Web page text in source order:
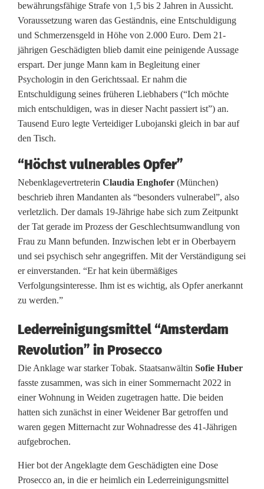
i
g
e
r
g
e
s
t
e
h
t
V
e
r
g
e
w
a
l
t
g
bewährungsfähige Strafe von 1,5 bis 2 Jahren in Aussicht.
Voraussetzung waren das Geständnis, eine Entschuldigung
und Schmerzensgeld in Höhe von 2.000 Euro. Dem 21-
jährigen Geschädigten blieb damit eine peinigende Aussage
erspart. Der junge Mann kam in Begleitung einer
Psychologin in den Gerichtssaal. Er nahm die
Entschuldigung seines früheren Liebhabers (“Ich möchte
mich entschuldigen, was in dieser Nacht passiert ist”) an.
Tausend Euro legte Verteidiger Lubojanski gleich in bar auf
den Tisch.
“Höchst vulnerables Opfer”
Nebenklagevertreterin Claudia Enghofer (München)
beschrieb ihren Mandanten als “besonders vulnerabel”, also
verletzlich. Der damals 19-Jährige habe sich zum Zeitpunkt
der Tat gerade im Prozess der Geschlechtsumwandlung von
Frau zu Mann befunden. Inzwischen lebt er in Oberbayern
und sei psychisch sehr angegriffen. Mit der Verständigung sei
er einverstanden. “Er hat kein übermäßiges
Verfolgungsinteresse. Ihm ist es wichtig, als Opfer anerkannt
zu werden.”
Lederreinigungsmittel “Amsterdam
Revolution” in Prosecco
Die Anklage war starker Tobak. Staatsanwältin Sofie Huber
fasste zusammen, was sich in einer Sommernacht 2022 in
einer Wohnung in Weiden zugetragen hatte. Die beiden
hatten sich zunächst in einer Weidener Bar getroffen und
waren gegen Mitternacht zur Wohnadresse des 41-Jährigen
aufgebrochen.
Hier bot der Angeklagte dem Geschädigten eine Dose
Prosecco an, in die er heimlich ein Lederreinigungsmittel